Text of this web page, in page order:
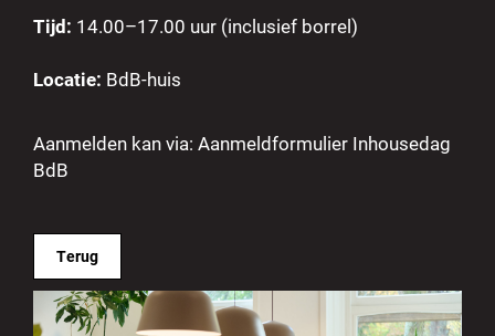
Tijd: 14.00–17.00 uur (inclusief borrel)
Locatie: BdB-huis
Aanmelden kan via: Aanmeldformulier Inhousedag
BdB
Terug